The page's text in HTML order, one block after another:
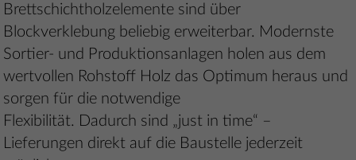
Brettschichtholzelemente sind über
Blockverklebung beliebig erweiterbar. Modernste
Sortier- und Produktionsanlagen holen aus dem
wertvollen Rohstoff Holz das Optimum heraus und
sorgen für die notwendige
Flexibilität. Dadurch sind „just in time“ –
Lieferungen direkt auf die Baustelle jederzeit